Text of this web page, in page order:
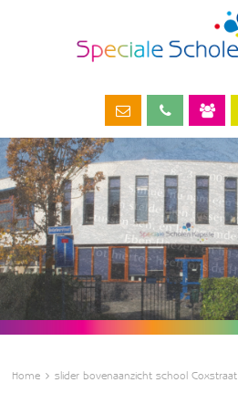
Home slider bovenaanzicht school Coxstraat